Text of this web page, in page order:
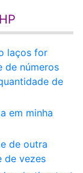
laços for
de números
de
em minha
de outra
de vezes